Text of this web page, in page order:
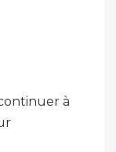
à